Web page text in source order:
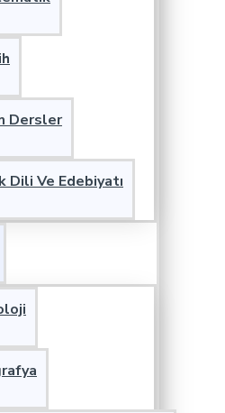
Dersler
Dili Ve Edebiyatı